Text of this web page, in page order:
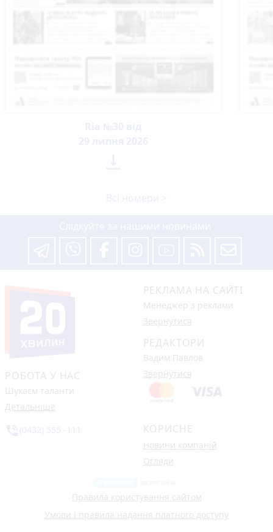
РОБОТА У НАС
Шукаєм таланти
Детальніше
РЕКЛАМА НА САЙТІ
Менеджер з реклами
Звернутися
РЕДАКТОРИ
Вадим Павлов
Звернутися
КОРИСНЕ
Новини компаній
Огляди
Правила користування сайтом
Умови і правила надання платного доступу